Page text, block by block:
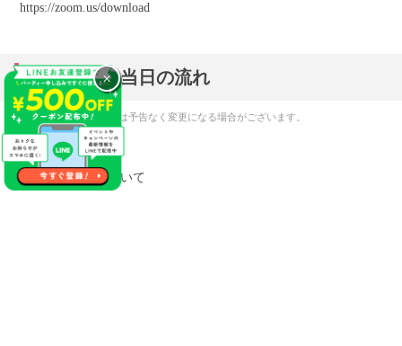
https://zoom.us/download
パーティー当日の流れ
※当日のスケジュールは予告なく変更になる場合がございます。
セミナー内容
・男女の思考について
×